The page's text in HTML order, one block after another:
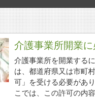
介護事業所開業
介護事業所を開業する
は、都道府県又は市町
可」を受ける必要があ
こでは、この許可の内